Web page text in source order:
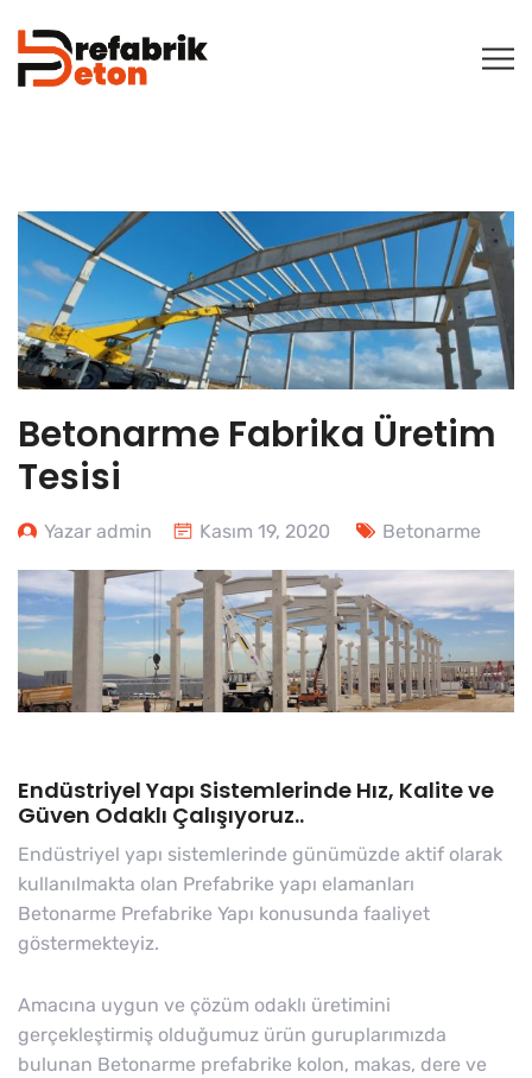
Betonarme Fabrika Üretim
Tesisi
Yazar admin Kasım 19, 2020 Betonarme
Endüstriyel Yapı Sistemlerinde Hız, Kalite ve
Güven Odaklı Çalışıyoruz..
Endüstriyel yapı sistemlerinde günümüzde aktif olarak
kullanılmakta olan Prefabrike yapı elamanları
Betonarme Prefabrike Yapı konusunda faaliyet
göstermekteyiz.
Amacına uygun ve çözüm odaklı üretimini
gerçekleştirmiş olduğumuz ürün guruplarımızda
bulunan Betonarme prefabrike kolon, makas, dere ve